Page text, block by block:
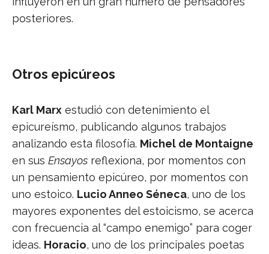
posteriores.
Otros epicúreos
Karl Marx estudió con detenimiento el
epicureísmo, publicando algunos trabajos
analizando esta filosofía. Michel de Montaigne
en sus Ensayos reflexiona, por momentos con
un pensamiento epicúreo, por momentos con
uno estoico. Lucio Anneo Séneca, uno de los
mayores exponentes del estoicismo, se acerca
con frecuencia al “campo enemigo” para coger
ideas. Horacio, uno de los principales poetas